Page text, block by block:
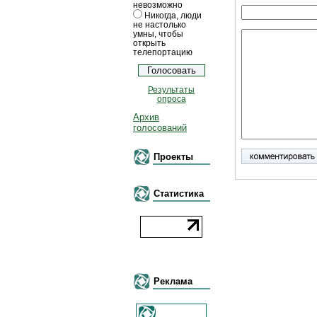
невозможно
Никогда, люди
не настолько
умны, чтобы
открыть
телепортацию
Результаты
опроса
Архив
голосований
Проекты
Статистика
Реклама